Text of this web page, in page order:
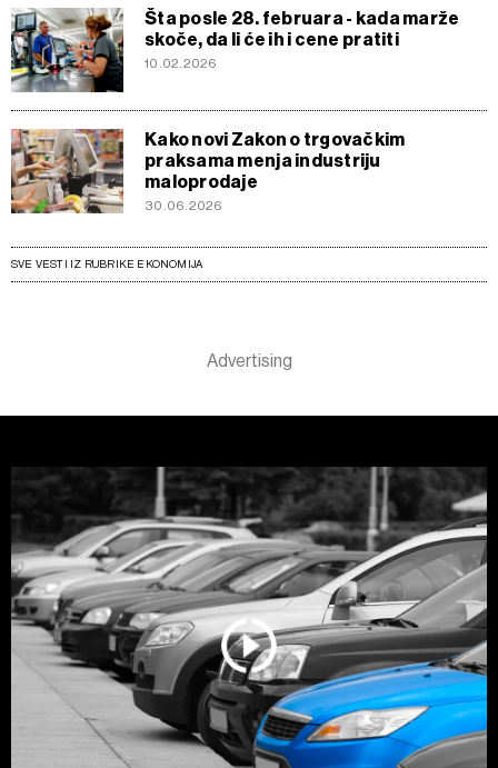
Šta posle 28. februara - kada marže
skoče, da li će ih i cene pratiti
10.02.2026
Kako novi Zakon o trgovačkim
praksama menja industriju
maloprodaje
30.06.2026
SVE VESTI IZ RUBRIKE EKONOMIJA